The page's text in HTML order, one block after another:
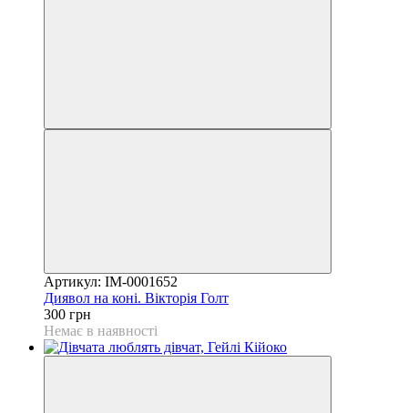
Артикул: IM-0001652
Диявол на коні. Вікторія Голт
300 грн
Немає в наявності